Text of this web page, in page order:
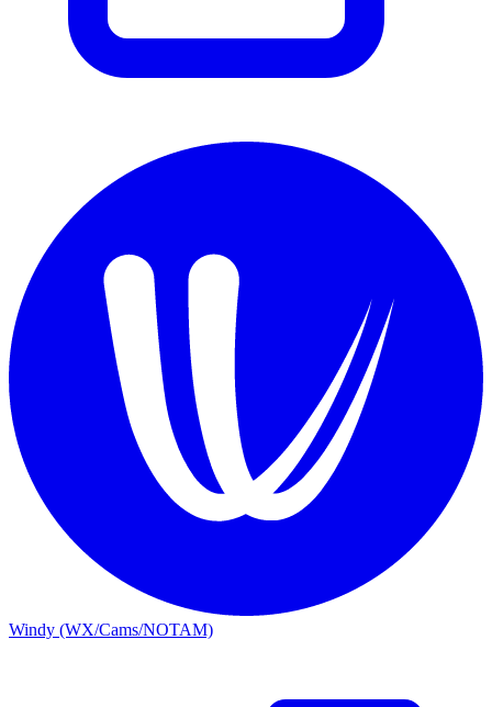
Windy (WX/Cams/NOTAM)